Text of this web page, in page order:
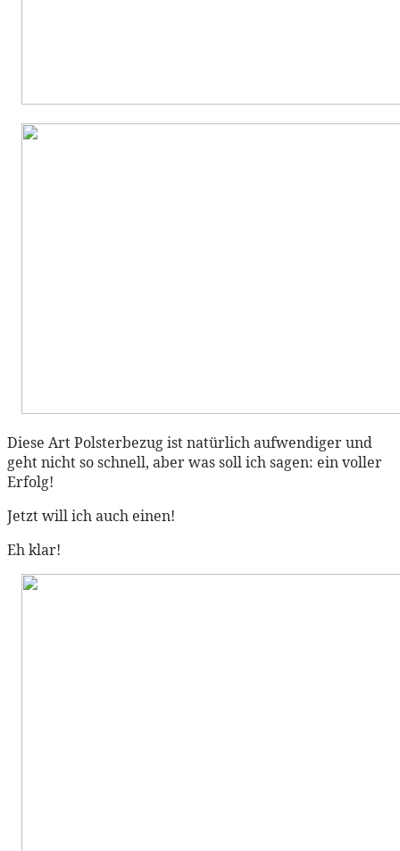
Diese Art Polsterbezug ist natürlich aufwendiger und
geht nicht so schnell, aber was soll ich sagen: ein voller
Erfolg!
Jetzt will ich auch einen!
Eh klar!